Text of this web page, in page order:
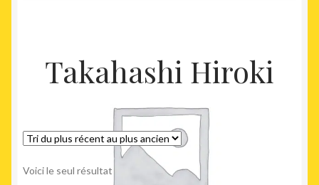
AgendaTakahashi Hiroki
Voici le seul résultat